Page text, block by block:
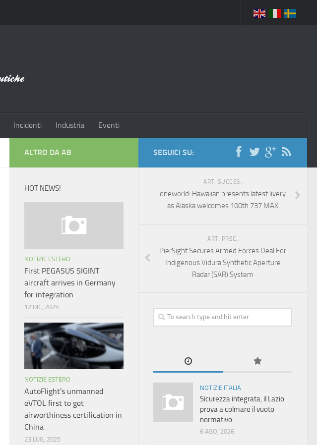
Incidenti Industria Eventi
SEGUICI SU:
ART. SUCCES.
oneworld: Hawaiian presents latest livery
as Alaska welcomes 100th 737 MAX
ART. PREC.
PierSight Secures Armed Forces Deal For
Indigenous Vidura Synthetic Aperture
Radar (SAR) System
NOTIZIE ITALIA
Sicurezza integrata, il Lazio
prova a colmare il vuoto
normativo
6 AGO, 2026
ALTRO DA AB
HOT NEWS!
NOTIZIE ESTERO
First PEGASUS SIGINT
aircraft arrives in Germany
for integration
12 DIC, 2025
NOTIZIE ESTERO
AutoFlight’s unmanned
eVTOL first to get
airworthiness certification in
China
23 LUG, 2025